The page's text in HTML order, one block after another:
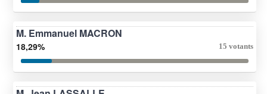
M. Emmanuel MACRON
18,29% 15 votants